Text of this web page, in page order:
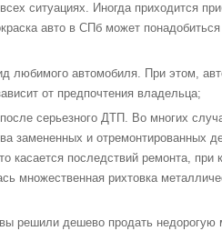
ситуациях. Иногда приходится
авто в СПб может
любимого автомобиля. При этом,
от предпочтения владельца;
серьезного ДТП. Во многих
замененных и отремонтированных
касается последствий ремонта, при
множественная рихтовка
решили дешево продать недорогую